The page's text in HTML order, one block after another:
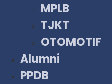
MPLB
TJKT
OTOMOTIF
Alumni
PPDB